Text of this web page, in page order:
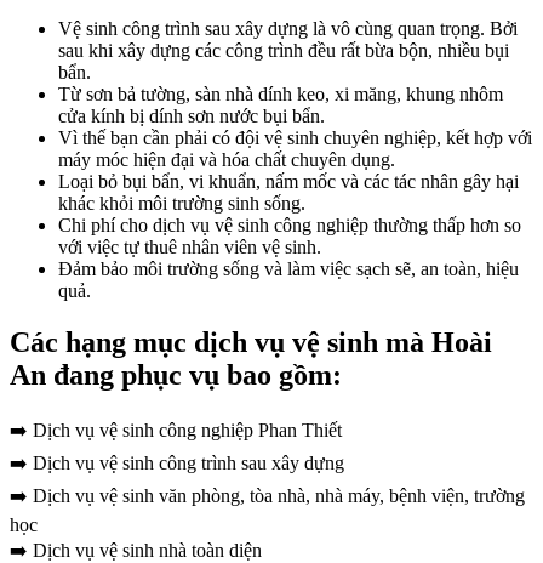
Vệ sinh công trình sau xây dựng là vô cùng quan trọng. Bởi
sau khi xây dựng các công trình đều rất bừa bộn, nhiều bụi
bẩn.
Từ sơn bả tường, sàn nhà dính keo, xi măng, khung nhôm
cửa kính bị dính sơn nước bụi bẩn.
Vì thế bạn cần phải có đội vệ sinh chuyên nghiệp, kết hợp với
máy móc hiện đại và hóa chất chuyên dụng.
Loại bỏ bụi bẩn, vi khuẩn, nấm mốc và các tác nhân gây hại
khác khỏi môi trường sinh sống.
Chi phí cho dịch vụ vệ sinh công nghiệp thường thấp hơn so
với việc tự thuê nhân viên vệ sinh.
Đảm bảo môi trường sống và làm việc sạch sẽ, an toàn, hiệu
quả.
Các hạng mục dịch vụ vệ sinh mà Hoài
An đang phục vụ bao gồm:
➡️ Dịch vụ vệ sinh công nghiệp Phan Thiết
➡️ Dịch vụ vệ sinh công trình sau xây dựng
➡️ Dịch vụ vệ sinh văn phòng, tòa nhà, nhà máy, bệnh viện, trường
học
➡️ Dịch vụ vệ sinh nhà toàn diện